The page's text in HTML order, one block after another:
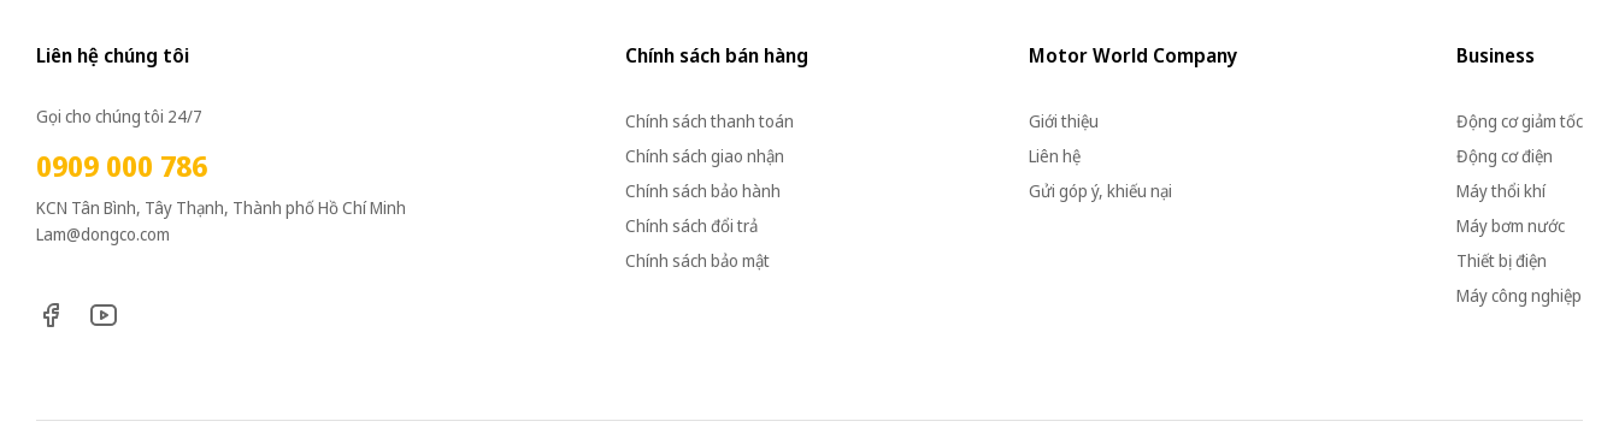
Liên hệ chúng tôi
Gọi cho chúng tôi 24/7
0909 000 786
KCN Tân Bình, Tây Thạnh, Thành phố Hồ Chí Minh
Lam@dongco.com
Chính sách bán hàng
Chính sách thanh toán
Chính sách giao nhận
Chính sách bảo hành
Chính sách đổi trả
Chính sách bảo mật
Motor World Company
Giới thiệu
Liên hệ
Gửi góp ý, khiếu nại
Business
Động cơ giảm tốc
Động cơ điện
Máy thổi khí
Máy bơm nước
Thiết bị điện
Máy công nghiệp